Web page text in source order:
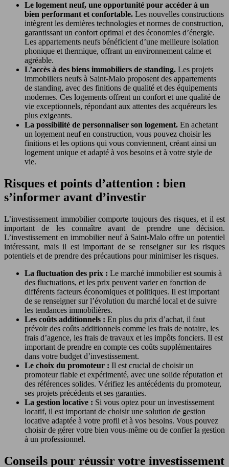
Le logement neuf, une opportunité pour accéder à un
bien performant et confortable. Les nouvelles constructions
intègrent les dernières technologies et normes de construction,
garantissant un confort optimal et des économies d’énergie.
Les appartements neufs bénéficient d’une meilleure isolation
phonique et thermique, offrant un environnement calme et
agréable.
L’accès à des biens immobiliers de standing. Les projets
immobiliers neufs à Saint-Malo proposent des appartements
de standing, avec des finitions de qualité et des équipements
modernes. Ces logements offrent un confort et une qualité de
vie exceptionnels, répondant aux attentes des acquéreurs les
plus exigeants.
La possibilité de personnaliser son logement. En achetant
un logement neuf en construction, vous pouvez choisir les
finitions et les options qui vous conviennent, créant ainsi un
logement unique et adapté à vos besoins et à votre style de
vie.
Risques et points d’attention : bien
s’informer avant d’investir
L’investissement immobilier comporte toujours des risques, et il est
important de les connaître avant de prendre une décision.
L’investissement en immobilier neuf à Saint-Malo offre un potentiel
intéressant, mais il est important de se renseigner sur les risques
potentiels et de prendre des précautions pour minimiser les risques.
La fluctuation des prix : Le marché immobilier est soumis à
des fluctuations, et les prix peuvent varier en fonction de
différents facteurs économiques et politiques. Il est important
de se renseigner sur l’évolution du marché local et de suivre
les tendances immobilières.
Les coûts additionnels : En plus du prix d’achat, il faut
prévoir des coûts additionnels comme les frais de notaire, les
frais d’agence, les frais de travaux et les impôts fonciers. Il est
important de prendre en compte ces coûts supplémentaires
dans votre budget d’investissement.
Le choix du promoteur : Il est crucial de choisir un
promoteur fiable et expérimenté, avec une solide réputation et
des références solides. Vérifiez les antécédents du promoteur,
ses projets précédents et ses garanties.
La gestion locative : Si vous optez pour un investissement
locatif, il est important de choisir une solution de gestion
locative adaptée à votre profil et à vos besoins. Vous pouvez
choisir de gérer votre bien vous-même ou de confier la gestion
à un professionnel.
Conseils pour réussir votre investissement